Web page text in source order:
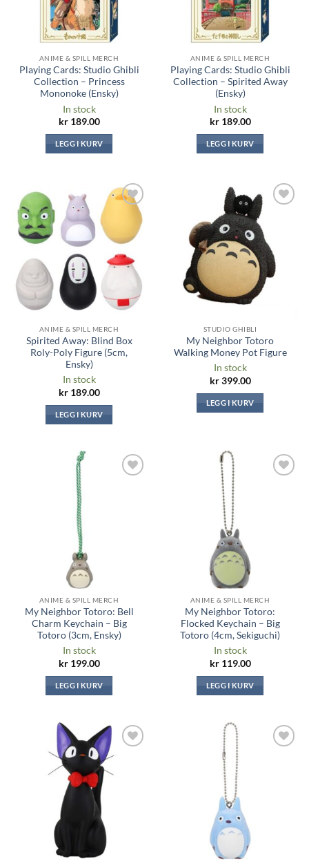
ANIME & SPILL MERCH
Playing Cards: Studio Ghibli
Collection – Princess
Mononoke (Ensky)
In stock
kr189.00
LEGG I KURV
ANIME & SPILL MERCH
Playing Cards: Studio Ghibli
Collection – Spirited Away
(Ensky)
In stock
kr189.00
LEGG I KURV
ønskeliste
ANIME & SPILL MERCH
Spirited Away: Blind Box
Roly-Poly Figure (5cm,
Ensky)
In stock
kr189.00
LEGG I KURV
Legg til i
ønskeliste
STUDIO GHIBLI
My Neighbor Totoro
Walking Money Pot Figure
In stock
kr399.00
LEGG I KURV
ANIME & SPILL MERCH
My Neighbor Totoro: Bell
Charm Keychain – Big
Totoro (3cm, Ensky)
In stock
kr199.00
LEGG I KURV
ANIME & SPILL MERCH
My Neighbor Totoro:
Flocked Keychain – Big
Totoro (4cm, Sekiguchi)
In stock
kr119.00
LEGG I KURV
Legg til i